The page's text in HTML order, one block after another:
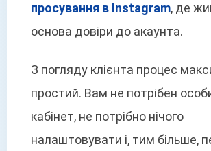
просування в Instagram, де
основа довіри до акаунта.
З погляду клієнта процес
простий. Вам не потрібен
кабінет, не потрібно нічого
налаштовувати і, тим більше,